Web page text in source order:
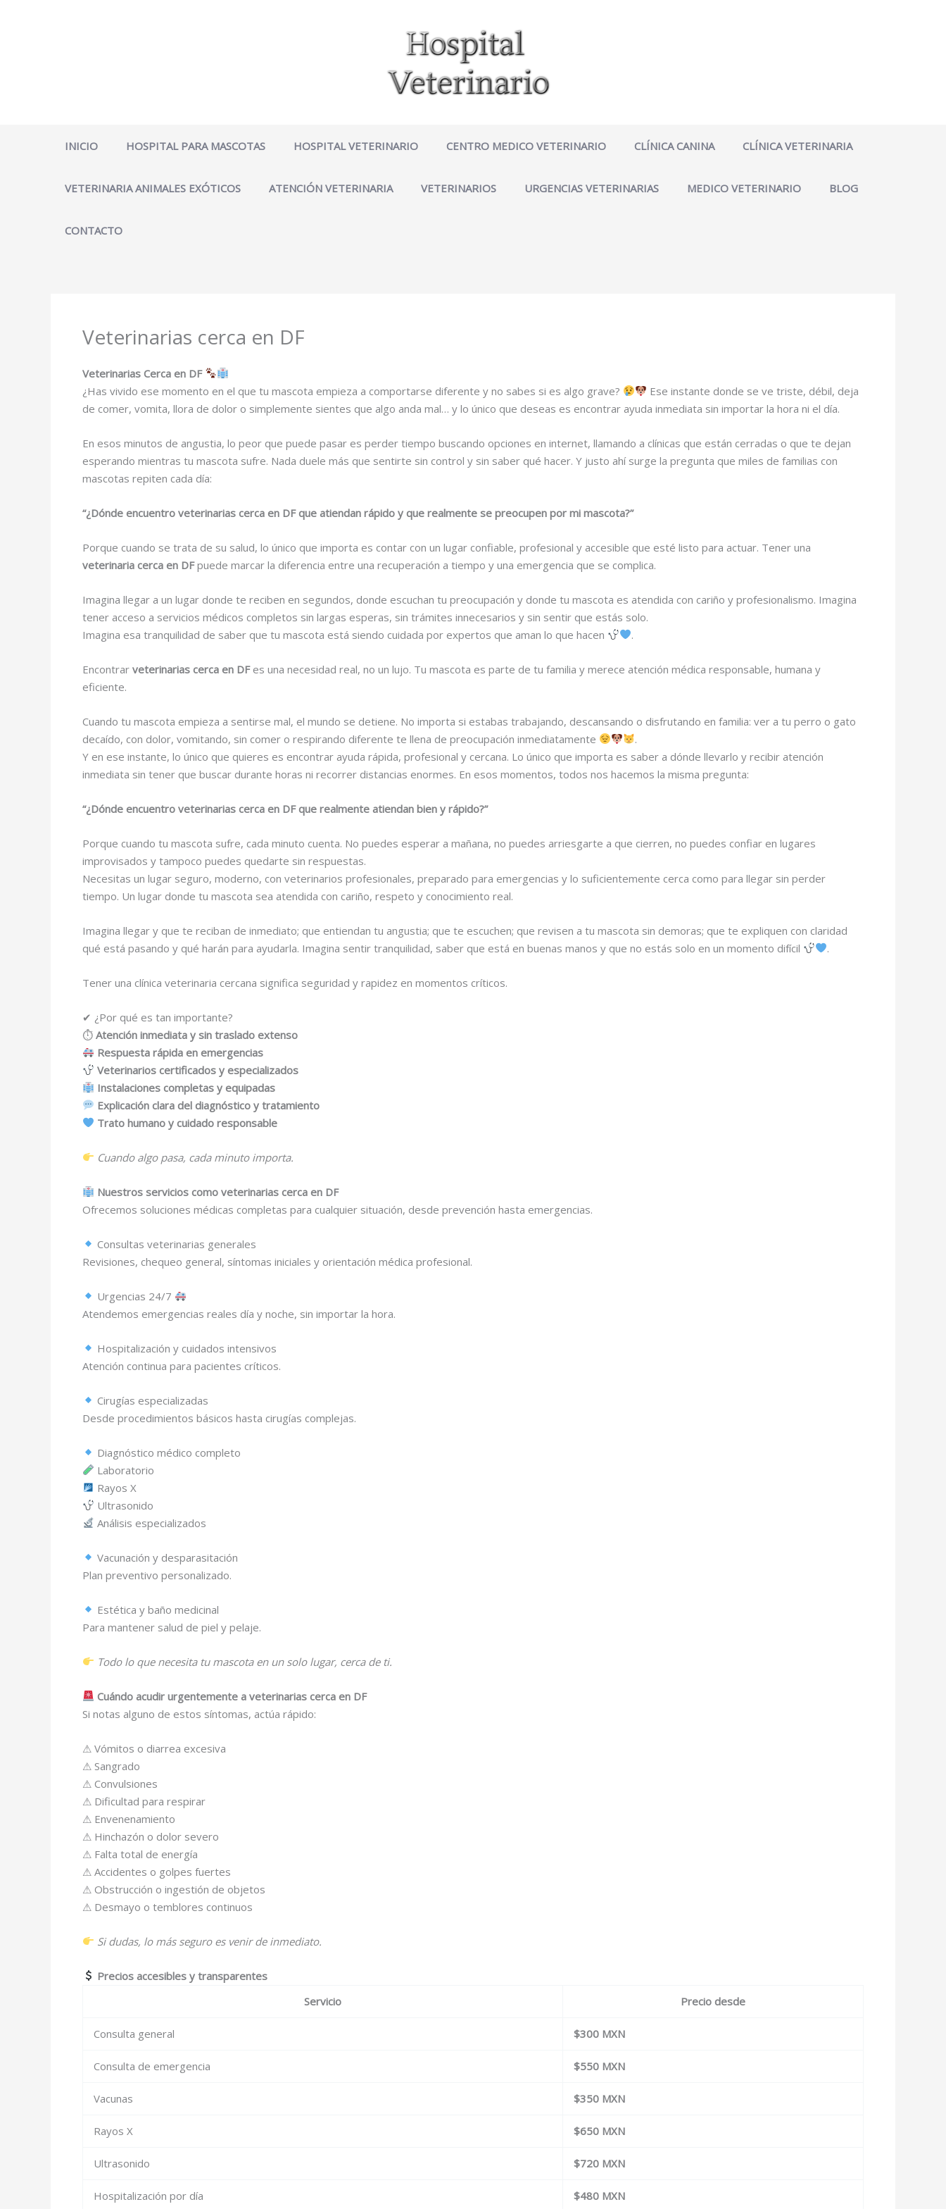
INICIO HOSPITAL PARA MASCOTAS HOSPITAL VETERINARIO CENTRO MEDICO VETERINARIO CLÍNICA CANINA CLÍNICA VETERINARIA
VETERINARIA ANIMALES EXÓTICOS ATENCIÓN VETERINARIA VETERINARIOS URGENCIAS VETERINARIAS MEDICO VETERINARIO BLOG
CONTACTO
Veterinarias cerca en DF
Veterinarias Cerca en DF
¿Has vivido ese momento en el que tu mascota empieza a comportarse diferente y no sabes si es algo grave?
Ese instante donde se ve triste, débil, deja
de comer, vomita, llora de dolor o simplemente sientes que algo anda mal… y lo único que deseas es encontrar ayuda inmediata sin importar la hora ni el día.
En esos minutos de angustia, lo peor que puede pasar es perder tiempo buscando opciones en internet, llamando a clínicas que están cerradas o que te dejan
esperando mientras tu mascota sufre. Nada duele más que sentirte sin control y sin saber qué hacer. Y justo ahí surge la pregunta que miles de familias con
mascotas repiten cada día:
“¿Dónde encuentro veterinarias cerca en DF que atiendan rápido y que realmente se preocupen por mi mascota?”
Porque cuando se trata de su salud, lo único que importa es contar con un lugar confiable, profesional y accesible que esté listo para actuar. Tener una
veterinaria cerca en DFpuede marcar la diferencia entre una recuperación a tiempo y una emergencia que se complica.
Imagina llegar a un lugar donde te reciben en segundos, donde escuchan tu preocupación y donde tu mascota es atendida con cariño y profesionalismo. Imagina
tener acceso a servicios médicos completos sin largas esperas, sin trámites innecesarios y sin sentir que estás solo.
Imagina esa tranquilidad de saber que tu mascota está siendo cuidada por expertos que aman lo que hacen
.
Encontrar veterinarias cerca en DFes una necesidad real, no un lujo. Tu mascota es parte de tu familia y merece atención médica responsable, humana y
eficiente.
Cuando tu mascota empieza a sentirse mal, el mundo se detiene. No importa si estabas trabajando, descansando o disfrutando en familia: ver a tu perro o gato
decaído, con dolor, vomitando, sin comer o respirando diferente te llena de preocupación inmediatamente
.
Y en ese instante, lo único que quieres es encontrar ayuda rápida, profesional y cercana. Lo único que importa es saber a dónde llevarlo y recibir atención
inmediata sin tener que buscar durante horas ni recorrer distancias enormes. En esos momentos, todos nos hacemos la misma pregunta:
“¿Dónde encuentro veterinarias cerca en DF que realmente atiendan bien y rápido?”
Porque cuando tu mascota sufre, cada minuto cuenta. No puedes esperar a mañana, no puedes arriesgarte a que cierren, no puedes confiar en lugares
improvisados y tampoco puedes quedarte sin respuestas.
Necesitas un lugar seguro, moderno, con veterinarios profesionales, preparado para emergencias y lo suficientemente cerca como para llegar sin perder
tiempo. Un lugar donde tu mascota sea atendida con cariño, respeto y conocimiento real.
Imagina llegar y que te reciban de inmediato; que entiendan tu angustia; que te escuchen; que revisen a tu mascota sin demoras; que te expliquen con claridad
qué está pasando y qué harán para ayudarla. Imagina sentir tranquilidad, saber que está en buenas manos y que no estás solo en un momento difícil
.
Tener una clínica veterinaria cercana significa seguridad y rapidez en momentos críticos.
✔ ¿Por qué es tan importante?
⏱ Atención inmediata y sin traslado extenso
Respuesta rápida en emergencias
Veterinarios certificados y especializados
Instalaciones completas y equipadas
Explicación clara del diagnóstico y tratamiento
Trato humano y cuidado responsable
Cuando algo pasa, cada minuto importa.
Nuestros servicios como veterinarias cerca en DF
Ofrecemos soluciones médicas completas para cualquier situación, desde prevención hasta emergencias.
Consultas veterinarias generales
Revisiones, chequeo general, síntomas iniciales y orientación médica profesional.
Urgencias 24/7
Atendemos emergencias reales día y noche, sin importar la hora.
Hospitalización y cuidados intensivos
Atención continua para pacientes críticos.
Cirugías especializadas
Desde procedimientos básicos hasta cirugías complejas.
Diagnóstico médico completo
Laboratorio
Rayos X
Ultrasonido
Análisis especializados
Vacunación y desparasitación
Plan preventivo personalizado.
Estética y baño medicinal
Para mantener salud de piel y pelaje.
Todo lo que necesita tu mascota en un solo lugar, cerca de ti.
Cuándo acudir urgentemente a veterinarias cerca en DF
Si notas alguno de estos síntomas, actúa rápido:
⚠ Vómitos o diarrea excesiva
⚠ Sangrado
⚠ Convulsiones
⚠ Dificultad para respirar
⚠ Envenenamiento
⚠ Hinchazón o dolor severo
⚠ Falta total de energía
⚠ Accidentes o golpes fuertes
⚠ Obstrucción o ingestión de objetos
⚠ Desmayo o temblores continuos
Si dudas, lo más seguro es venir de inmediato.
Precios accesibles y transparentes
Servicio
Precio desde
Consulta general $300 MXN
Consulta de emergencia $550 MXN
Vacunas $350 MXN
Rayos X $650 MXN
Ultrasonido $720 MXN
Hospitalización por día $480 MXN